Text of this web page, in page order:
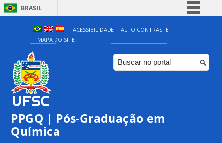
BRASIL
Simplifique!
Comunica BR
Participe
ACESSIBILIDADE
ALTO CONTRASTE
MAPA DO SITE
PPGQ | Pós-Graduação em
Química